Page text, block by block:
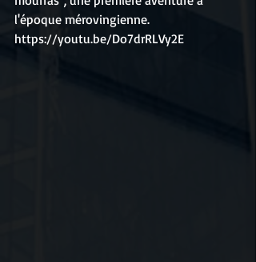
l'époque mérovingienne.
https://youtu.be/Do7drRLVy2E